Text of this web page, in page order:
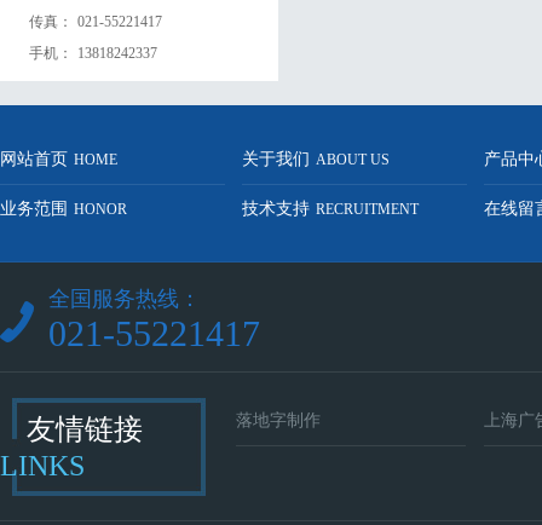
传真：
021-55221417
手机：
13818242337
网站首页 HOME 关于我们 ABOUT US 产品中
业务范围 HONOR 技术支持 RECRUITMENT 在线留
全国服务热线：
021-55221417
友情链接
LINKS
落地字制作 上海